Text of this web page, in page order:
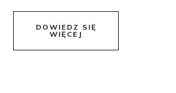
DOWIEDZ SIĘ
WIĘCEJ